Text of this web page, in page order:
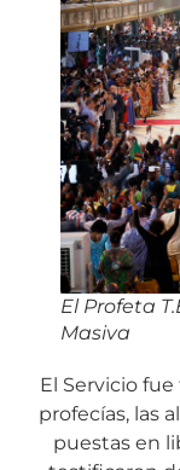
El Profeta
Masiva
El Servicio
profecías, las
puestas en